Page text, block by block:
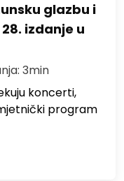
glazbu i
izdanje u
3min
koncerti,
program